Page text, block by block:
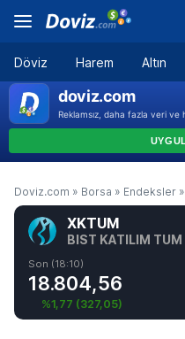
Döviz Harem Altın
Doviz.com » Borsa » Endeksler »
XKTUM
BIST KATILIM TUM
Son (18:10)
18.804,56
%1,77 (327,05)